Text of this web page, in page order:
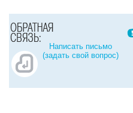
Написать письмо
(задать свой вопрос)